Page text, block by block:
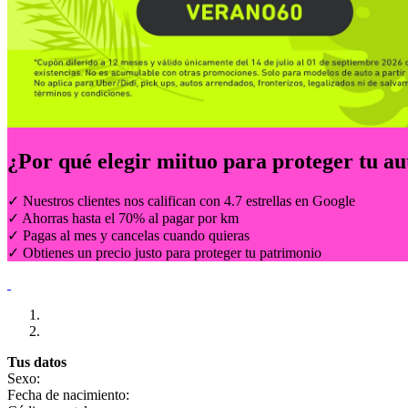
¿Por qué elegir miituo para proteger tu
✓ Nuestros clientes nos califican con 4.7 estrellas en Google
✓ Ahorras hasta el 70% al pagar por km
✓ Pagas al mes y cancelas cuando quieras
✓ Obtienes un precio justo para proteger tu patrimonio
Tus datos
Sexo:
Fecha de nacimiento: